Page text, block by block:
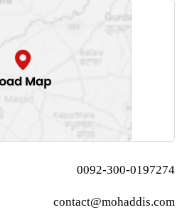
0092-300-0197274
contact@mohaddis.com